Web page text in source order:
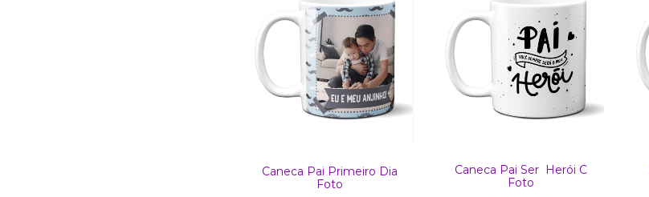
Caneca Pai Primeiro Dia
Foto
Caneca Pai Ser Herói C
Foto